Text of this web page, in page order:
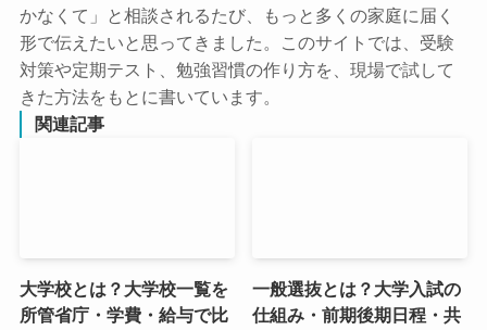
かなくて」と相談されるたび、もっと多くの家庭に届く
形で伝えたいと思ってきました。このサイトでは、受験
対策や定期テスト、勉強習慣の作り方を、現場で試して
きた方法をもとに書いています。
関連記事
大学校とは？大学校一覧を
所管省庁・学費・給与で比
一般選抜とは？大学入試の
仕組み・前期後期日程・共